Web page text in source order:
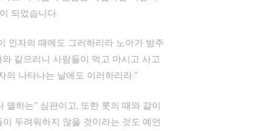
되었습니다.
인자의 때에도 그러하리라 노아가 방주
같으리니 사람들이 먹고 마시고 사고
나타나는 날에도 이러하리라.”
하는” 심판이고, 또한 롯의 때와 같이
두려워하지 않을 것이라는 것도 예언